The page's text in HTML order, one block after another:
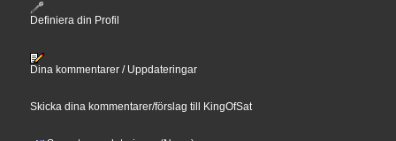
Definiera din Profil
Dina kommentarer / Uppdateringar
Skicka dina kommentarer/förslag till KingOfSat